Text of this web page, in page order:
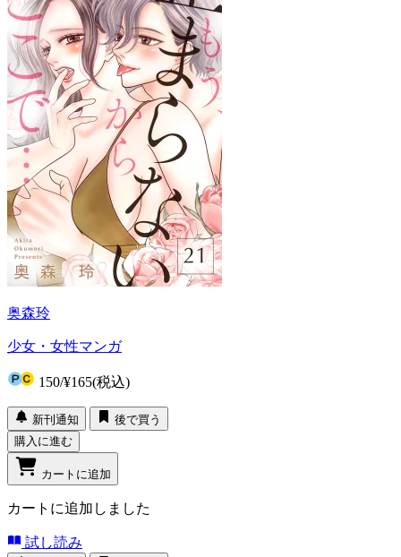
奥森玲
少女・女性マンガ
150/¥165(税込)
新刊通知
後で買う
購入に進む
カートに追加
カートに追加しました
試し読み